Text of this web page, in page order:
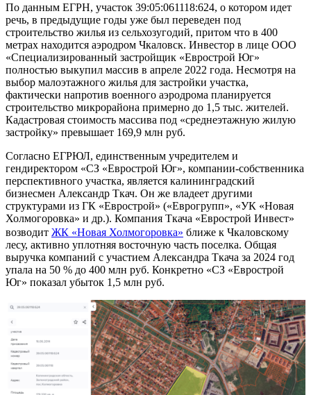
По данным ЕГРН, участок 39:05:061118:624, о котором идет
речь, в предыдущие годы уже был переведен под
строительство жилья из сельхозугодий, притом что в 400
метрах находится аэродром Чкаловск. Инвестор в лице ООО
«Специализированный застройщик «Еврострой Юг»
полностью выкупил массив в апреле 2022 года. Несмотря на
выбор малоэтажного жилья для застройки участка,
фактически напротив военного аэродрома планируется
строительство микрорайона примерно до 1,5 тыс. жителей.
Кадастровая стоимость массива под «среднеэтажную жилую
застройку» превышает 169,9 млн руб.
Согласно ЕГРЮЛ, единственным учредителем и
гендиректором «СЗ «Еврострой Юг», компании-собственника
перспективного участка, является калининградский
бизнесмен Александр Ткач. Он же владеет другими
структурами из ГК «Еврострой» («Еврогрупп», «УК «Новая
Холмогоровка» и др.). Компания Ткача «Еврострой Инвест»
возводит ЖК «Новая Холмогоровка» ближе к Чкаловскому
лесу, активно уплотняя восточную часть поселка. Общая
выручка компаний с участием Александра Ткача за 2024 год
упала на 50 % до 400 млн руб. Конкретно «СЗ «Еврострой
Юг» показал убыток 1,5 млн руб.